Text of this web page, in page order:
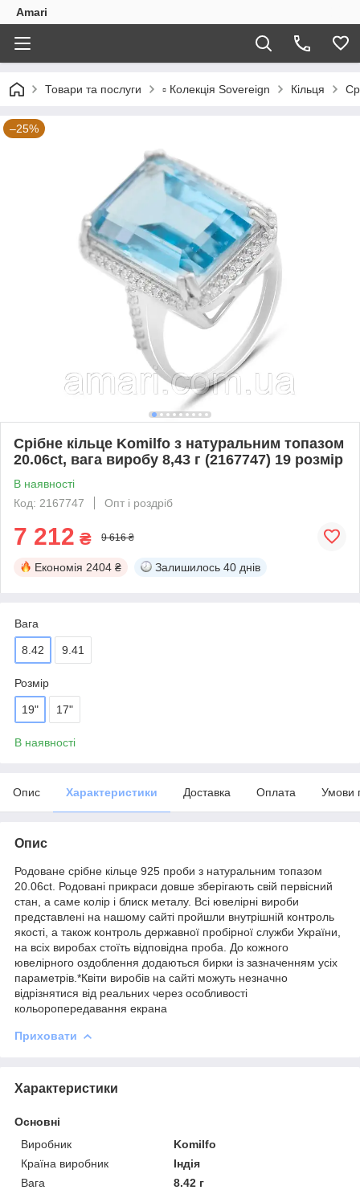
Amari
Товари та послуги ▫️ Колекція Sovereign Кільця
–25%
Срібне кільце Komilfo з натуральним топазом
20.06ct, вага виробу 8,43 г (2167747) 19 розмір
В наявності
Код: 2167747
Опт і роздріб
7 212 ₴ 9 616 ₴
Економія 2404 ₴ Залишилось 40 днів
Вага
8.42 9.41
Розмір
19" 17"
В наявності
Опис Характеристики Доставка Оплата Умови
Опис
Родоване срібне кільце 925 проби з натуральним топазом
20.06ct. Родовані прикраси довше зберігають свій первісний
стан, а саме колір і блиск металу. Всі ювелірні вироби
представлені на нашому сайті пройшли внутрішній контроль
якості, а також контроль державної пробірної служби України,
на всіх виробах стоїть відповідна проба. До кожного
ювелірного оздоблення додаються бирки із зазначенням усіх
параметрів.*Квіти виробів на сайті можуть незначно
відрізнятися від реальних через особливості
кольоропередавання екрана
Приховати
Характеристики
Основні
Виробник
Komilfo
Країна виробник
Індія
Вага
8.42 г